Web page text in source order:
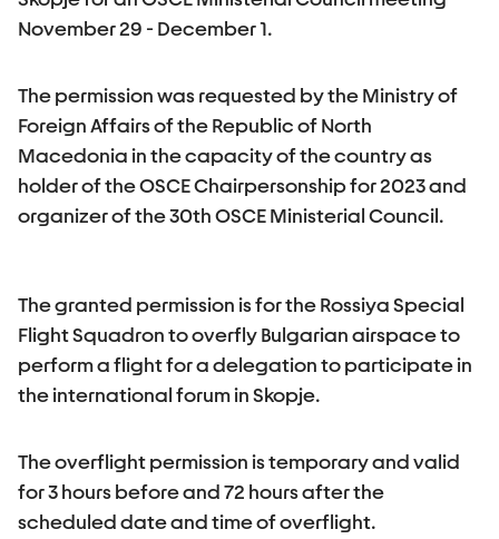
November 29 - December 1.
The permission was requested by the Ministry of
Foreign Affairs of the Republic of North
Macedonia in the capacity of the country as
holder of the OSCE Chairpersonship for 2023 and
organizer of the 30th OSCE Ministerial Council.
The granted permission is for the Rossiya Special
Flight Squadron to overfly Bulgarian airspace to
perform a flight for a delegation to participate in
the international forum in Skopje.
The overflight permission is temporary and valid
for 3 hours before and 72 hours after the
scheduled date and time of overflight.